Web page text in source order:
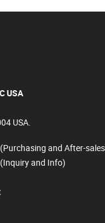
USA
USA.
and After-
and Info)